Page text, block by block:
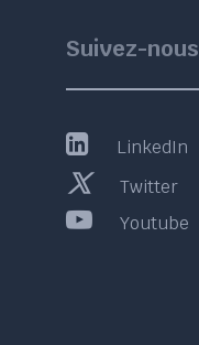
Suivez-nous
LinkedIn
Twitter
Youtube